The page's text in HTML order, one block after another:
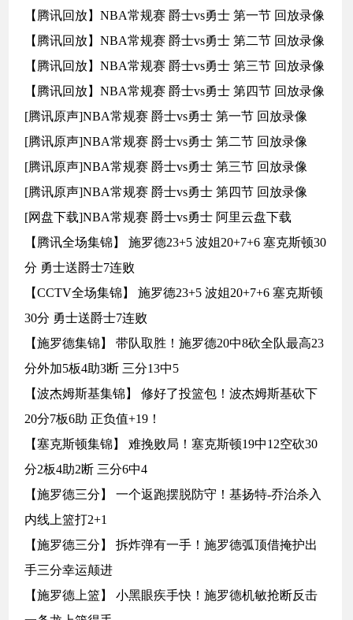
【腾讯回放】NBA常规赛 爵士vs勇士 第一节 回放录像
【腾讯回放】NBA常规赛 爵士vs勇士 第二节 回放录像
【腾讯回放】NBA常规赛 爵士vs勇士 第三节 回放录像
【腾讯回放】NBA常规赛 爵士vs勇士 第四节 回放录像
[腾讯原声]NBA常规赛 爵士vs勇士 第一节 回放录像
[腾讯原声]NBA常规赛 爵士vs勇士 第二节 回放录像
[腾讯原声]NBA常规赛 爵士vs勇士 第三节 回放录像
[腾讯原声]NBA常规赛 爵士vs勇士 第四节 回放录像
[网盘下载]NBA常规赛 爵士vs勇士 阿里云盘下载
【腾讯全场集锦】 施罗德23+5 波姐20+7+6 塞克斯顿30
分 勇士送爵士7连败
【CCTV全场集锦】 施罗德23+5 波姐20+7+6 塞克斯顿
30分 勇士送爵士7连败
【施罗德集锦】 带队取胜！施罗德20中8砍全队最高23
分外加5板4助3断 三分13中5
【波杰姆斯基集锦】 修好了投篮包！波杰姆斯基砍下
20分7板6助 正负值+19！
【塞克斯顿集锦】 难挽败局！塞克斯顿19中12空砍30
分2板4助2断 三分6中4
【施罗德三分】 一个返跑摆脱防守！基扬特-乔治杀入
内线上篮打2+1
【施罗德三分】 拆炸弹有一手！施罗德弧顶借掩护出
手三分幸运颠进
【施罗德上篮】 小黑眼疾手快！施罗德机敏抢断反击